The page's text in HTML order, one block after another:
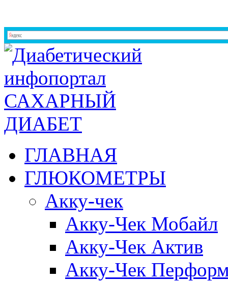
ГЛАВНАЯ
ГЛЮКОМЕТРЫ
Акку-чек
Акку-Чек Мобайл
Акку-Чек Актив
Акку-Чек